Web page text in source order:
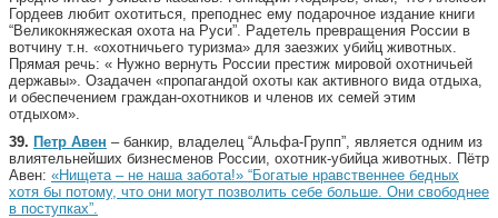
Гордеев любит охотиться, преподнес ему подарочное издание книги
“Великокняжеская охота на Руси”. Радетель превращения России в
вотчину т.н. «охотничьего туризма» для заезжих убийц животных.
Прямая речь: « Нужно вернуть России престиж мировой охотничьей
державы». Озадачен «пропагандой охоты как активного вида отдыха,
и обеспечением граждан-охотников и членов их семей этим
отдыхом».
39. Петр Авен – банкир, владелец “Альфа-Групп”, является одним из
влиятельнейших бизнесменов России, охотник-убийца животных. Пётр
Авен: «Нищета – не наша забота!» “Богатые нравственнее бедных
хотя бы потому, что они могут позволить себе больше. Они свободнее
в поступках”.